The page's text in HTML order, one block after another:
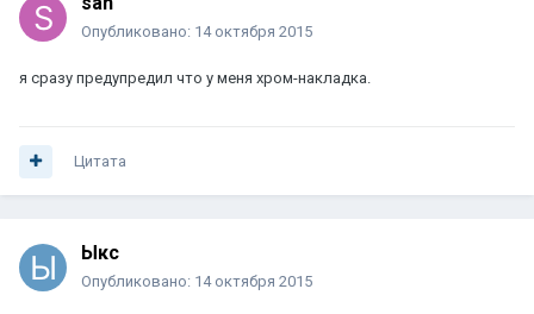
Опубликовано: 14 октября 2015
я сразу предупредил что у меня хром-накладка.
Цитата
Ыкс
Опубликовано: 14 октября 2015